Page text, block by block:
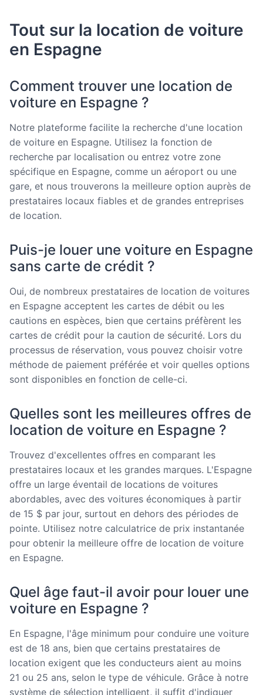
Tout sur la location de voiture
en Espagne
Comment trouver une location de
voiture en Espagne ?
Notre plateforme facilite la recherche d'une location
de voiture en Espagne. Utilisez la fonction de
recherche par localisation ou entrez votre zone
spécifique en Espagne, comme un aéroport ou une
gare, et nous trouverons la meilleure option auprès de
prestataires locaux fiables et de grandes entreprises
de location.
Puis-je louer une voiture en Espagne
sans carte de crédit ?
Oui, de nombreux prestataires de location de voitures
en Espagne acceptent les cartes de débit ou les
cautions en espèces, bien que certains préfèrent les
cartes de crédit pour la caution de sécurité. Lors du
processus de réservation, vous pouvez choisir votre
méthode de paiement préférée et voir quelles options
sont disponibles en fonction de celle-ci.
Quelles sont les meilleures offres de
location de voiture en Espagne ?
Trouvez d'excellentes offres en comparant les
prestataires locaux et les grandes marques. L'Espagne
offre un large éventail de locations de voitures
abordables, avec des voitures économiques à partir
de 15 $ par jour, surtout en dehors des périodes de
pointe. Utilisez notre calculatrice de prix instantanée
pour obtenir la meilleure offre de location de voiture
en Espagne.
Quel âge faut-il avoir pour louer une
voiture en Espagne ?
En Espagne, l'âge minimum pour conduire une voiture
est de 18 ans, bien que certains prestataires de
location exigent que les conducteurs aient au moins
21 ou 25 ans, selon le type de véhicule. Grâce à notre
système de sélection intelligent, il suffit d'indiquer